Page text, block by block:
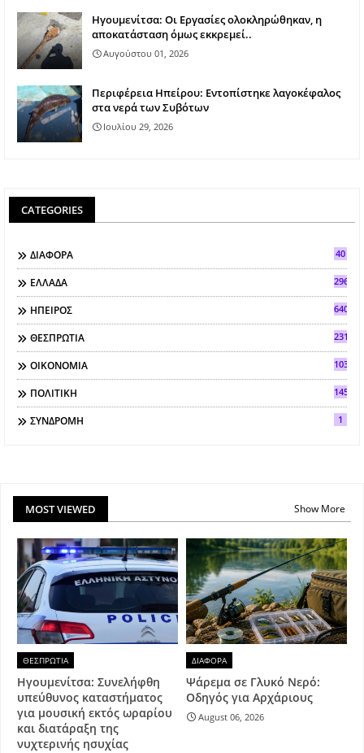
Ηγουμενίτσα: Οι Εργασίες ολοκληρώθηκαν, η
αποκατάσταση όμως εκκρεμεί..
Αυγούστου 01, 2026
Περιφέρεια Ηπείρου: Εντοπίστηκε λαγοκέφαλος
στα νερά των Συβότων
Ιουλίου 29, 2026
CATEGORIES
ΔΙΑΦΟΡΑ 40
ΕΛΛΑΔΑ 296
ΗΠΕΙΡΟΣ 640
ΘΕΣΠΡΩΤΙΑ 2318
ΟΙΚΟΝΟΜΙΑ 103
ΠΟΛΙΤΙΚΗ 145
ΣΥΝΔΡΟΜΗ 1
MOST VIEWED Show More
ΘΕΣΠΡΩΤΙΑ
Ηγουμενίτσα: Συνελήφθη
υπεύθυνος καταστήματος
για μουσική εκτός ωραρίου
και διατάραξη της
νυχτερινής ησυχίας
ΔΙΑΦΟΡΑ
Ψάρεμα σε Γλυκό Νερό:
Οδηγός για Αρχάριους
August 06, 2026